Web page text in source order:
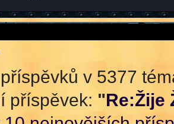
v 5377
příspěvek: "Re:Žije